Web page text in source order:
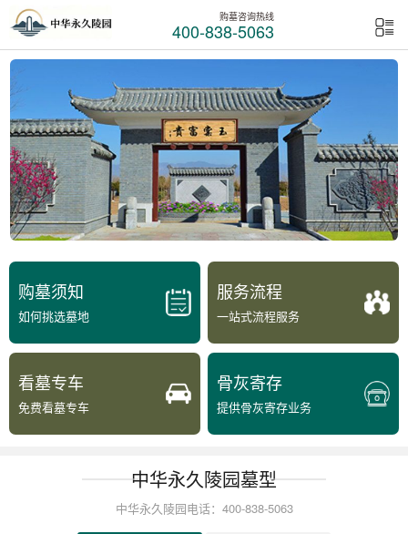
购墓咨询热线
400-838-5063
购墓须知
如何挑选墓地
服务流程
一站式流程服务
看墓专车
免费看墓专车
骨灰寄存
提供骨灰寄存业务
中华永久陵园墓型
中华永久陵园电话：400-838-5063